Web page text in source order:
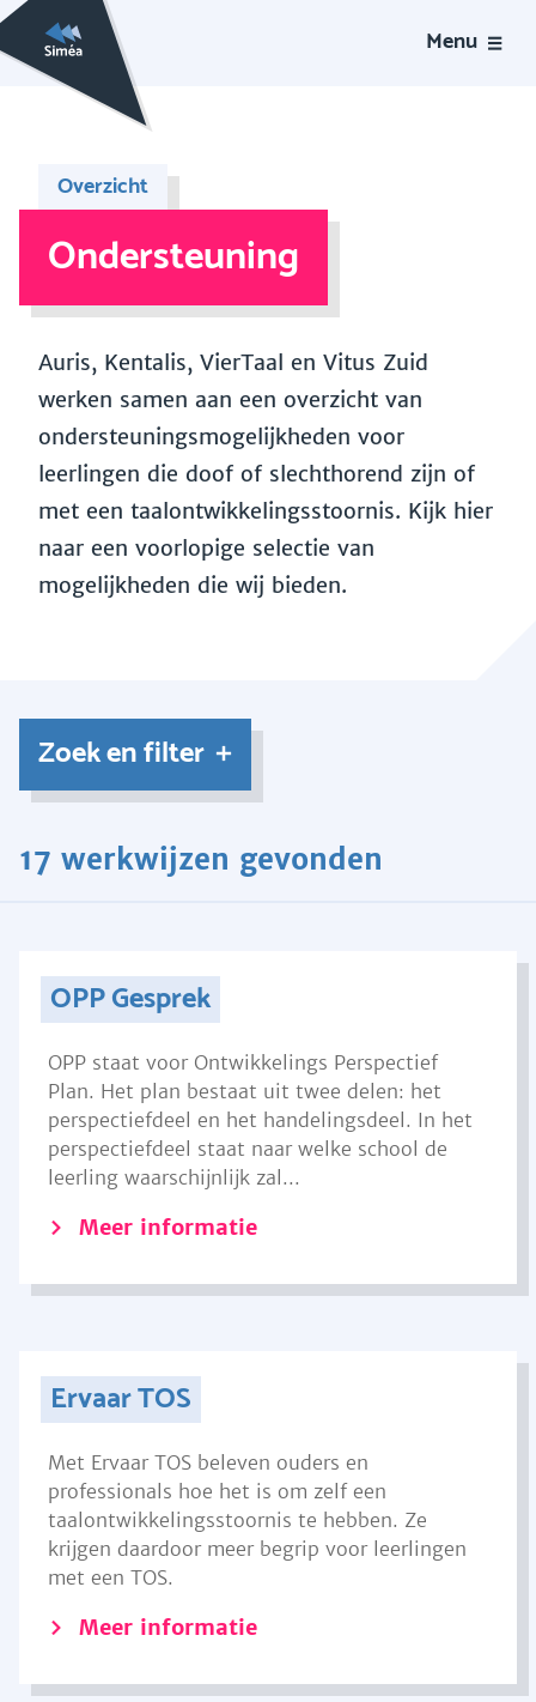
Menu
Overzicht
Ondersteuning
Auris, Kentalis, VierTaal en Vitus Zuid
werken samen aan een overzicht van
ondersteuningsmogelijkheden voor
leerlingen die doof of slechthorend zijn of
met een taalontwikkelingsstoornis. Kijk hier
naar een voorlopige selectie van
mogelijkheden die wij bieden.
Zoek en filter
17 werkwijzen gevonden
OPP Gesprek
OPP staat voor Ontwikkelings Perspectief
Plan. Het plan bestaat uit twee delen: het
perspectiefdeel en het handelingsdeel. In het
perspectiefdeel staat naar welke school de
leerling waarschijnlijk zal...
Meer informatie
Ervaar TOS
Met Ervaar TOS beleven ouders en
professionals hoe het is om zelf een
taalontwikkelingsstoornis te hebben. Ze
krijgen daardoor meer begrip voor leerlingen
met een TOS.
Meer informatie